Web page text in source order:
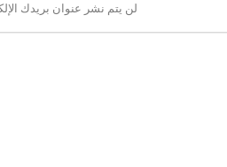
لن يتم نشر عنوان بريدك